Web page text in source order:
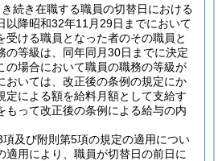
続き在職する職員の切替日における
以降昭和32年11月29日までにおいて
受ける職員となった者のその職員と
の等級は、同年同月30日までに決定
の場合において職員の職務の等級が
おいては、改正後の条例の規定にか
定による額を給料月額として支給す
もって改正後の条例による給与の内
及び附則第5項の規定の適用につい
適用により、職員が切替日の前日に